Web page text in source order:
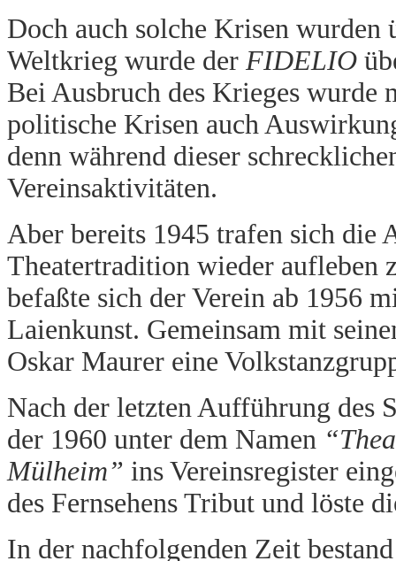
Doch auch solche Krisen wurden
Weltkrieg wurde der FIDELIO
Bei Ausbruch des Krieges wurde
politische Krisen auch
denn während dieser
Vereinsaktivitäten.
Aber bereits 1945 trafen sich die
Theatertradition wieder aufleben
befaßte sich der Verein ab 1956
Laienkunst. Gemeinsam mit
Oskar Maurer eine
Nach der letzten Aufführung des
der 1960 unter dem Namen
Mülheim” ins Vereinsregister
des Fernsehens Tribut und löste
In der nachfolgenden Zeit